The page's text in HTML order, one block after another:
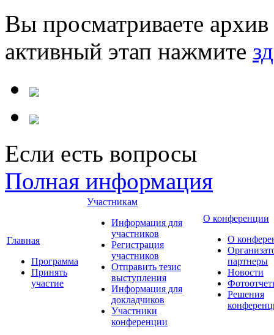
Вы просматриваете
активный этап нажмите
Если есть вопросы
Полная информация
Главная
Программа
Принять
участие
Участникам
Информация для
участников
Регистрация
участников
Отправить тезис
выступления
Информация для
докладчиков
Участники
конференции
О конференции
О
партнеры
Новости
Решения